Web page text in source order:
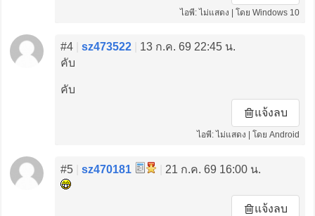
ไอพี: ไม่แสดง | โดย Windows 10
#4 sz473522
13 ก.ค. 69 22:45 น.
คับ
คับ
แจ้งลบ
ไอพี: ไม่แสดง | โดย Android
#5 sz470181 21 ก.ค. 69 16:00 น.
แจ้งลบ